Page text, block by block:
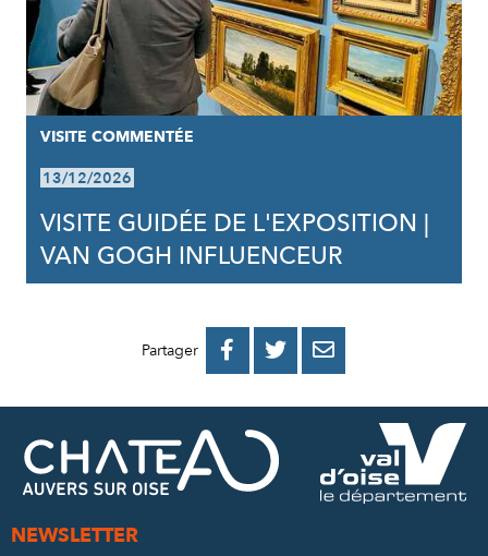
VISITE COMMENTÉE
13/12/2026
VISITE GUIDÉE DE L'EXPOSITION |
VAN GOGH INFLUENCEUR
Partager 
PARTAGER
FACEBOOK
PARTAGER
PARTAGER
MAIL
NEWSLETTER